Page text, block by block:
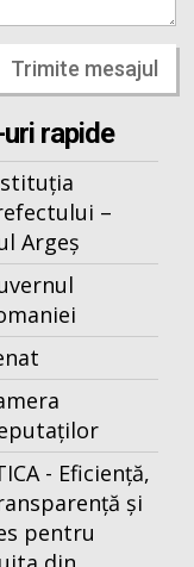
Trimite mesajul
rapide
–
Argeș
- Eficiență,
și
pentru